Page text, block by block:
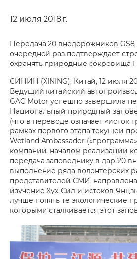
12 июля 2018 г.
Передача 20 внедорожников GS8
очередной раз подтверждает
охранять природные сокровища
СИНИН (XINING), Китай, 12 июля
Ведущий китайский
GAC Motor успешно завершила
Национальный природный
(что в переводе означает «исток
рамках первого этапа текущей
Wetland Ambassador
компании, началом реализации
передача заповеднику в дар 20
выполнение ряда волонтерских
представителей СМИ,
изучение Хух-Сил и истоков
лучше понять те экологические
которыми сталкивается этот